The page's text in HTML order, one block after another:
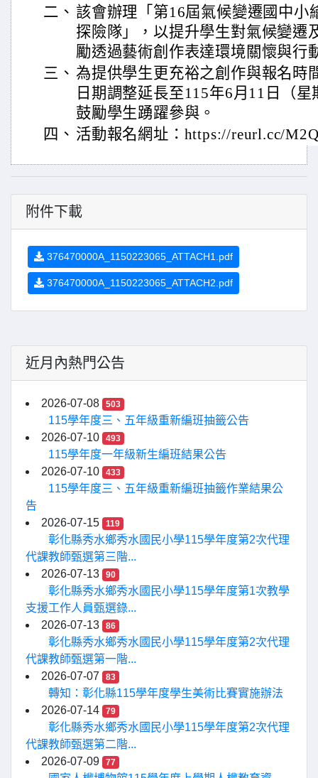
二、 該會辦理「第16屆氣候變遷國中小
探險隊」，以提升學生對氣候變遷
勵透過藝術創作表達環境關懷與行
三、 為提供學生更充裕之創作與報名時
日期調整延長至115年6月11日（
鼓勵學生踴躍參與。
四、 活動報名網址：https://reurl.cc/
附件下載
376470000A_1150223065_ATTACH1.pdf
376470000A_1150223065_ATTACH2.pdf
近月內熱門公告
2026-07-08 503
115學年度三、五年級重新編班抽籤公告
2026-07-10
493
115學年度一年級新生編班結果公告
2026-07-10
433
115學年度三、五年級重新編班抽籤作業結果公
告
2026-07-15
119
彰化縣秀水鄉秀水國民小學115學年度第2次代理
代課教師甄選第三階...
2026-07-13
90
彰化縣秀水鄉秀水國民小學115學年度第1次教學
支援工作人員甄選錄...
2026-07-13
86
彰化縣秀水鄉秀水國民小學115學年度第2次代理
代課教師甄選第一階...
2026-07-07
83
轉知：彰化縣115學年度學生美術比賽實施辦法
2026-07-14
79
彰化縣秀水鄉秀水國民小學115學年度第2次代理
代課教師甄選第二階...
2026-07-09
77